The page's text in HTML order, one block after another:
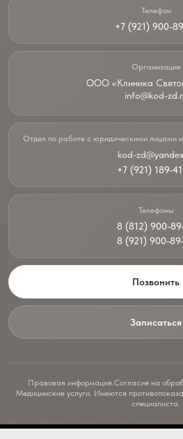
Телефон
+7 (921) 900-
Организация
ООО «Клиника
info@kod-
Отдел по работе с юридическими лицами
kod-
+7 (921) 189-
Телефоны
8 (812) 900-
8 (921) 900-
Позвонить
Записаться
Правовая информация.Согласие на
Медицинские услуги. Имеются
специалиста.